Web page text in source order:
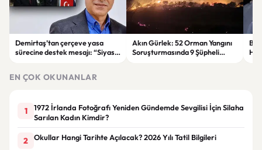
Demirtaş’tan çerçeve yasa
sürecine destek mesajı: “Siyasi
Akın Gürlek: 52 Orman Yangını
Soruşturmasında 9 Şüpheli
EN ÇOK OKUNANLAR
1
1972 İrlanda Fotoğrafı Yeniden Gündemde Sevgilisi İçin Silaha
Sarılan Kadın Kimdir?
2 Okullar Hangi Tarihte Açılacak? 2026 Yılı Tatil Bilgileri